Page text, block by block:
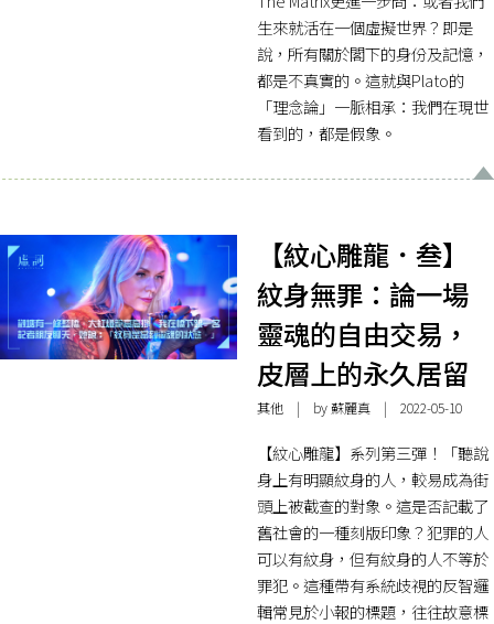
生來就活在一個虛擬世界？即是
說，所有關於閣下的身份及記憶，
都是不真實的。這就與Plato的
「理念論」一脈相承：我們在現世
看到的，都是假象。
【紋心雕龍．叁】
紋身無罪：論一場
靈魂的自由交易，
皮層上的永久居留
其他| by蘇麗真| 2022-05-10
【紋心雕龍】系列第三彈！「聽說
身上有明顯紋身的人，較易成為街
頭上被截查的對象。這是否記載了
舊社會的一種刻版印象？犯罪的人
可以有紋身，但有紋身的人不等於
罪犯。這種帶有系統歧視的反智邏
輯常見於小報的標題，往往故意標